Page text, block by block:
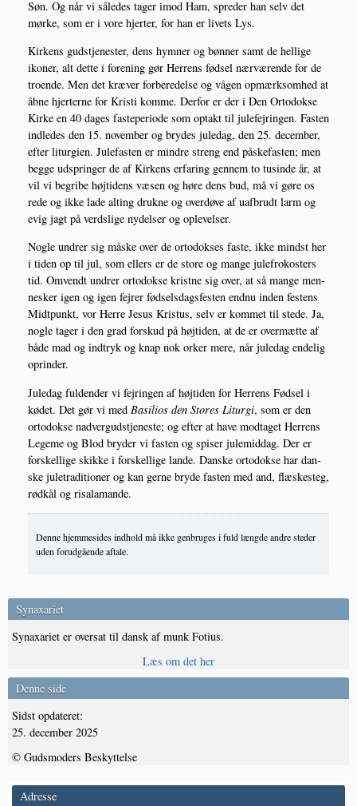
Søn. Og når vi såle­des tager imod Ham, spre­der han selv det
mør­ke, som er i vore hjer­ter, for han er livets Lys.
Kir­kens guds­tjenester, dens hym­ner og bøn­ner samt de hel­li­ge
iko­ner, alt det­te i for­e­ning gør Her­rens fød­sel nær­væ­ren­de for de
tro­en­de. Men det kræ­ver for­be­re­del­se og vågen opmærk­som­hed at
åbne hjer­ter­ne for Kri­sti kom­me. Der­for er der i Den Orto­dok­se
Kir­ke en 40 dages faste­pe­ri­o­de som optakt til jule­fejrin­gen. Fasten
ind­le­des den 15. novem­ber og bry­des jule­dag, den 25. decem­ber,
efter litur­gi­en. Jule­fa­sten er min­dre streng end påske­fa­sten; men
beg­ge udsprin­ger de af Kir­kens erfa­ring gen­nem to tusin­de år, at
vil vi begri­be høj­ti­dens væsen og høre dens bud, må vi gøre os
rede og ikke lade alting druk­ne og over­dø­ve af uaf­brudt larm og
evig jagt på verds­li­ge nydel­ser og oplevelser.
Nog­le undrer sig måske over de orto­dok­ses faste, ikke mindst her
i tiden op til jul, som ellers er de sto­re og man­ge jule­frokosters
tid. Omvendt undrer orto­dok­se krist­ne sig over, at så man­ge men­
ne­sker igen og igen fejrer fød­sels­dags­fe­sten end­nu inden festens
Midt­punkt, vor Her­re Jesus Kristus, selv er kom­met til ste­de. Ja,
nog­le tager i den grad forskud på høj­ti­den, at de er over­mæt­te af
både mad og ind­tryk og knap nok orker mere, når jule­dag ende­lig
oprinder.
Jule­dag ful­den­der vi fejrin­gen af høj­ti­den for Her­rens Fød­sel i
kødet. Det gør vi med Basi­li­os den Sto­res Litur­gi, som er den
orto­dok­se nad­ver­g­ud­stje­ne­ste; og efter at have mod­ta­get Her­rens
Lege­me og Blod bry­der vi fasten og spi­ser jule­mid­dag. Der er
for­skel­li­ge skik­ke i for­skel­li­ge lan­de. Dan­ske orto­dok­se har dan­
ske jule­tra­di­tio­ner og kan ger­ne bry­de fasten med and, flæ­ske­s­teg,
rød­kål og risalamande.
Denne hjemmesides indhold må ikke genbruges i fuld længde andre steder
uden forudgående aftale.
Synaxariet
Synaxariet er oversat til dansk af munk Fotius.
Læs om det her
Denne side
Sidst opdateret:
25. december 2025
© Gudsmoders Beskyttelse
Adresse